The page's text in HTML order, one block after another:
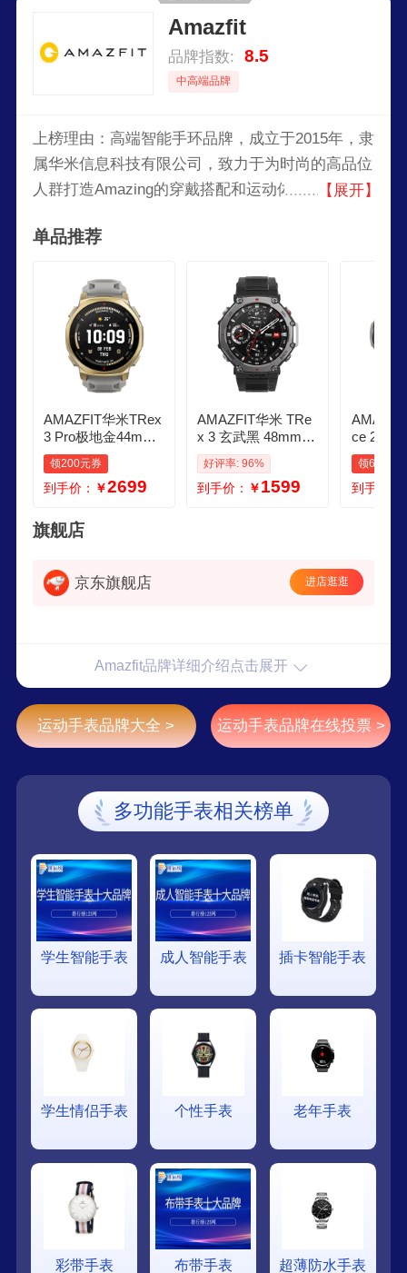
Amazfit
品牌指数: 8.5
中高端品牌
上榜理由：高端智能手环品牌，成立于2015年，隶
属华米信息科技有限公司，致力于为时尚的高品位
人群打造Amazing的穿戴搭配和运动体验，以智能
【展开】
单品推荐
AMAZFIT华米TRex
3 Pro极地金44mm
智能手表户外运动
电话手环穿戴男款
女士 京东自营补贴
领200元券
到手价： ￥2699
AMAZFIT华米 TRe
x 3 玄武黑 48mm
智能手表 户外运动
骑行登山导航 适用I
OS安卓 男女表编制
好评率: 96%
到手价： ￥1599
ce 2智
商务运
血氧心
蓝牙通
领60元券
到手价：
旗舰店
京东旗舰店 进店逛逛
Amazfit品牌详细介绍点击展开
运动手表品牌大全 > 运动手表品牌在线投票 >
多功能手表相关榜单
学生智能手表 成人智能手表 插卡智能手表
学生情侣手表 个性手表 老年手表
彩带手表 布带手表 超薄防水手表